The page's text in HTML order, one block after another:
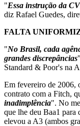
"Essa instrução da
diz Rafael Guedes,
FALTA
"No Brasil, cada
grandes discrepâncias
Standard & Poor's na
Em fevereiro de 2006,
contrato com a Fitch,
inadimplência". No
que lhe deu Baa1 para
elevou a A3 (ambos